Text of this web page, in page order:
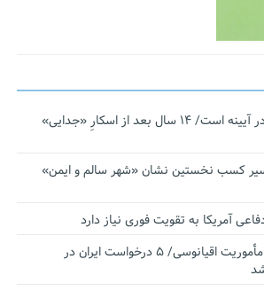
نجات‌دهنده‌ همچنان در آیینه است/ ۱۴ سال بعد از اسکارِ «جدایی»
کسب نخستین نشان «شهر سالم و ایمن»
آمریکا به تقویت فوری نیاز دارد
اقتدار ناوگروه ۱۰۳ در مأموریت‌ اقیانوسی/ ۵ درخواست ایران در